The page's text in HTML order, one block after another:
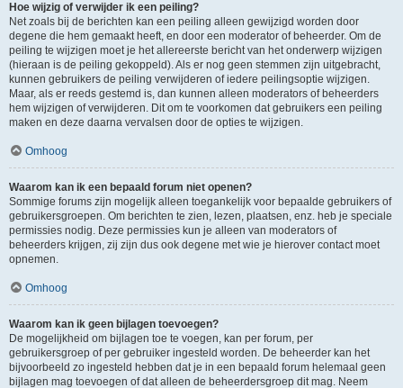
Hoe wijzig of verwijder ik een peiling?
Net zoals bij de berichten kan een peiling alleen gewijzigd worden door
degene die hem gemaakt heeft, en door een moderator of beheerder. Om de
peiling te wijzigen moet je het allereerste bericht van het onderwerp wijzigen
(hieraan is de peiling gekoppeld). Als er nog geen stemmen zijn uitgebracht,
kunnen gebruikers de peiling verwijderen of iedere peilingsoptie wijzigen.
Maar, als er reeds gestemd is, dan kunnen alleen moderators of beheerders
hem wijzigen of verwijderen. Dit om te voorkomen dat gebruikers een peiling
maken en deze daarna vervalsen door de opties te wijzigen.
Omhoog
Waarom kan ik een bepaald forum niet openen?
Sommige forums zijn mogelijk alleen toegankelijk voor bepaalde gebruikers of
gebruikersgroepen. Om berichten te zien, lezen, plaatsen, enz. heb je speciale
permissies nodig. Deze permissies kun je alleen van moderators of
beheerders krijgen, zij zijn dus ook degene met wie je hierover contact moet
opnemen.
Omhoog
Waarom kan ik geen bijlagen toevoegen?
De mogelijkheid om bijlagen toe te voegen, kan per forum, per
gebruikersgroep of per gebruiker ingesteld worden. De beheerder kan het
bijvoorbeeld zo ingesteld hebben dat je in een bepaald forum helemaal geen
bijlagen mag toevoegen of dat alleen de beheerdersgroep dit mag. Neem